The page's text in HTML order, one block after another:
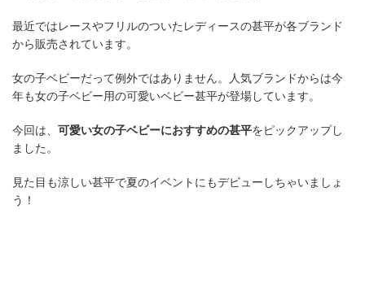
最近ではレースやフリルのついたレディースの甚平が各ブランド
から販売されています。
女の子ベビーだって例外ではありません。人気ブランドからは今
年も女の子ベビー用の可愛いベビー甚平が登場しています。
今回は、 可愛い女の子ベビーにおすすめの甚平をピックアップし
ました。
見た目も涼しい甚平で夏のイベントにもデビューしちゃいましょ
う！